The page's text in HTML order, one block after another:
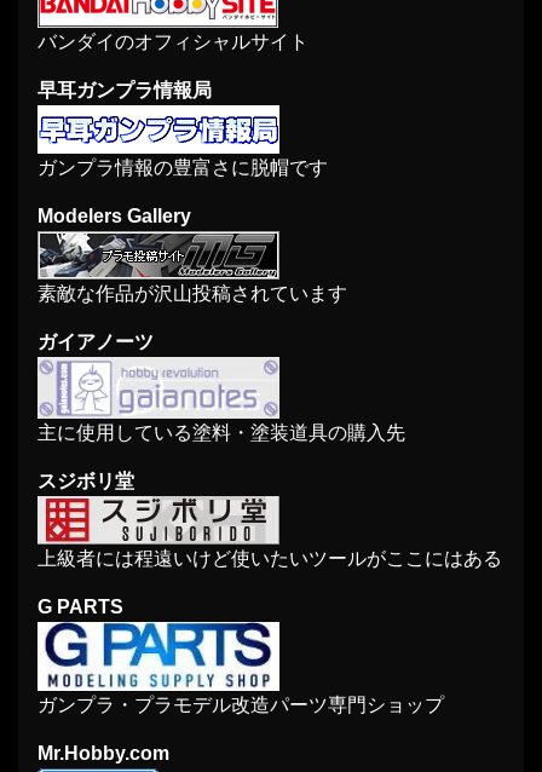
バンダイのオフィシャルサイト
早耳ガンプラ情報局
ガンプラ情報の豊富さに脱帽です
Modelers Gallery
素敵な作品が沢山投稿されています
ガイアノーツ
主に使用している塗料・塗装道具の購入先
スジボリ堂
上級者には程遠いけど使いたいツールがここにはある
G PARTS
ガンプラ・プラモデル改造パーツ専門ショップ
Mr.Hobby.com